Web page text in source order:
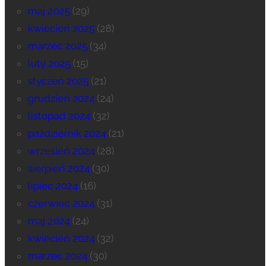
maj 2025(29)
kwiecień 2025(28)
marzec 2025(34)
luty 2025(15)
styczeń 2025(21)
grudzień 2024(24)
listopad 2024(32)
październik 2024(21)
wrzesień 2024(28)
sierpień 2024(30)
lipiec 2024(16)
czerwiec 2024(31)
maj 2024(24)
kwiecień 2024(32)
marzec 2024(30)